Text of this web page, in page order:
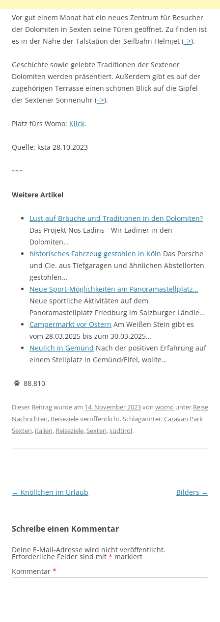
Vor gut einem Monat hat ein neues Zentrum für Besucher
der Dolomiten in Sexten seine Türen geöffnet. Zu finden ist
es in der Nähe der Talstation der Seilbahn Helmjet (–>).
Geschichte sowie gelebte Traditionen der Sextener
Dolomiten werden präsentiert. Außerdem gibt es auf der
zugehörigen Terrasse einen schönen Blick auf die Gipfel
der Sextener Sonnenuhr (–>).
Platz fürs Womo: Klick.
Quelle: ksta 28.10.2023
~~~
Weitere Artikel
Lust auf Bräuche und Traditionen in den Dolomiten?
Das Projekt Nos Ladins - Wir Ladiner in den
Dolomiten…
historisches Fahrzeug gestohlen in Köln Das Porsche
und Cie. aus Tiefgaragen und ähnlichen Abstellorten
gestohlen…
Neue Sport-Möglichkeiten am Panoramastellplatz…
Neue sportliche Aktivitäten auf dem
Panoramastellplatz Friedburg im Salzburger Ländle…
Campermarkt vor Ostern Am Weißen Stein gibt es
vom 28.03.2025 bis zum 30.03.2025…
Neulich in Gemünd Nach der positiven Erfahrung auf
einem Stellplatz in Gemünd/Eifel, wollte…
88.810
Dieser Beitrag wurde am 14. November 2023von womo unter Reise
Nachrichten, Reisezieleveröffentlicht. Schlagwörter:Caravan Park
Sexten, italien, Reiseziele,Sexten,südtirol.
Beitragsnavigation
← Knöllchen im Urlaub Bilders →
Schreibe einen Kommentar
Deine E-Mail-Adresse wird nicht veröffentlicht.
Erforderliche Felder sind mit * markiert
Kommentar *